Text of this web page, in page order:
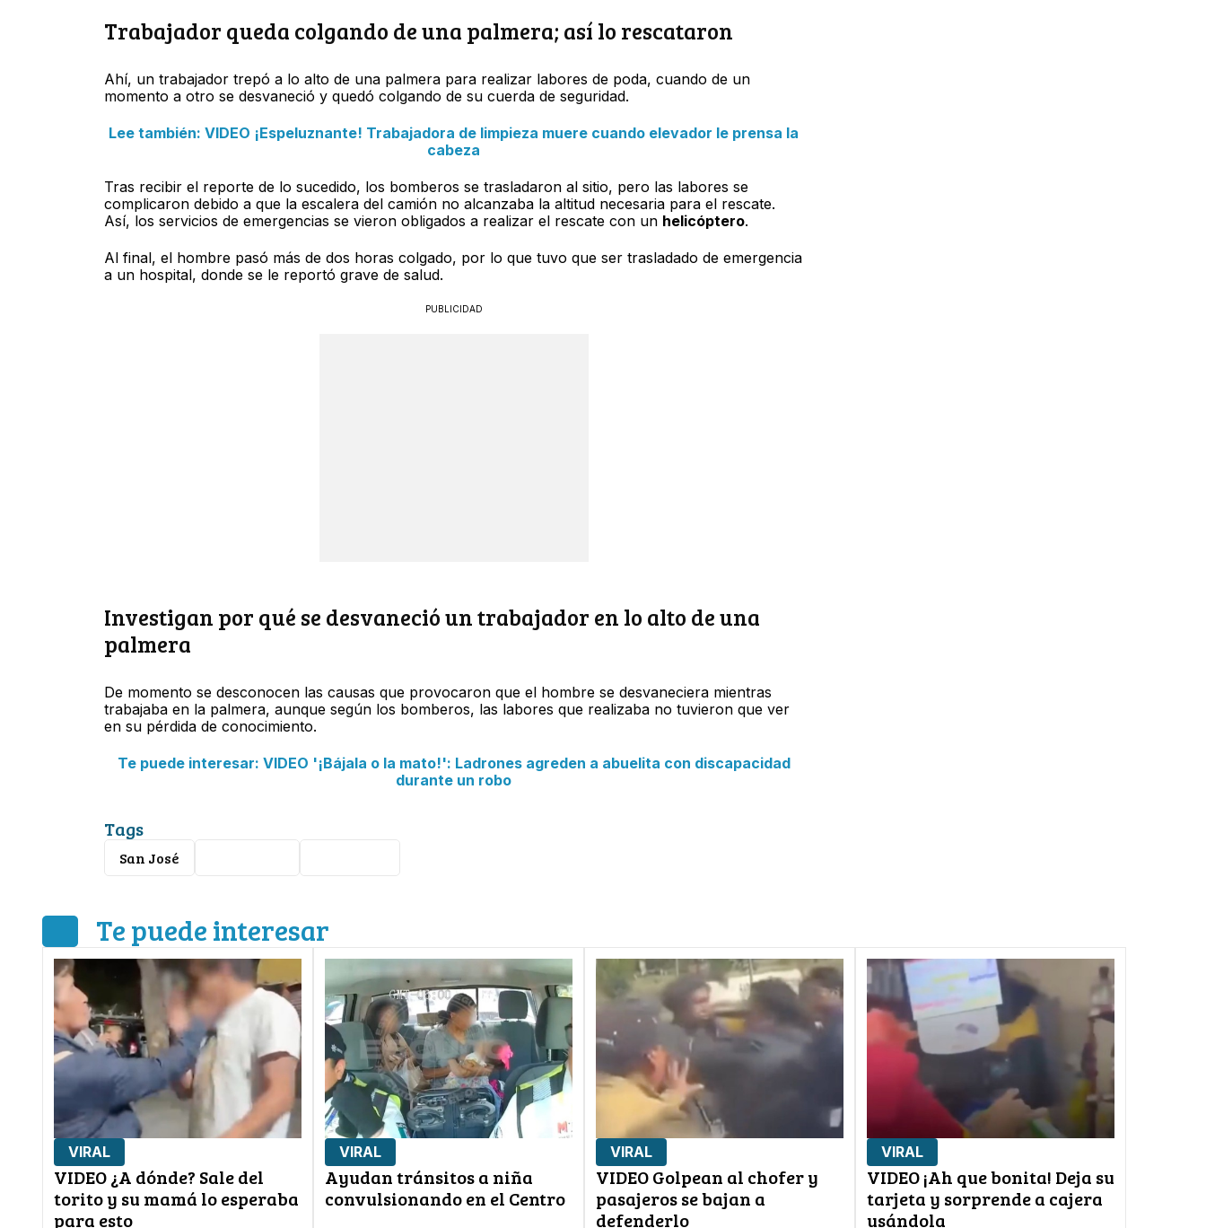
Trabajador queda colgando de una palmera; así lo rescataron
Ahí, un trabajador trepó a lo alto de una palmera para realizar labores de poda, cuando de un
momento a otro se desvaneció y quedó colgando de su cuerda de seguridad.
Lee también: VIDEO ¡Espeluznante! Trabajadora de limpieza muere cuando elevador le prensa la
cabeza
Tras recibir el reporte de lo sucedido, los bomberos se trasladaron al sitio, pero las labores se
complicaron debido a que la escalera del camión no alcanzaba la altitud necesaria para el rescate.
Así, los servicios de emergencias se vieron obligados a realizar el rescate con un helicóptero.
Al final, el hombre pasó más de dos horas colgado, por lo que tuvo que ser trasladado de emergencia
a un hospital, donde se le reportó grave de salud.
PUBLICIDAD
Investigan por qué se desvaneció un trabajador en lo alto de una
palmera
De momento se desconocen las causas que provocaron que el hombre se desvaneciera mientras
trabajaba en la palmera, aunque según los bomberos, las labores que realizaba no tuvieron que ver
en su pérdida de conocimiento.
Te puede interesar: VIDEO '¡Bájala o la mato!': Ladrones agreden a abuelita con discapacidad
durante un robo
Tags
San José
Te puede interesar
VIRAL
VIDEO ¿A dónde? Sale del
torito y su mamá lo esperaba
para esto
VIRAL
Ayudan tránsitos a niña
convulsionando en el Centro
VIRAL
VIDEO Golpean al chofer y
pasajeros se bajan a
defenderlo
VIRAL
VIDEO ¡Ah que bonita! Deja su
tarjeta y sorprende a cajera
usándola